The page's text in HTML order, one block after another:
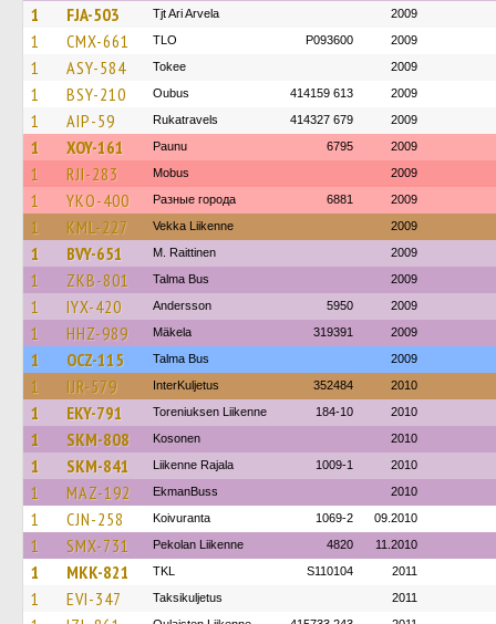
1 FJA-503 Tjt Ari Arvela 2009
1 CMX-661 TLO P093600 2009
1 ASY-584 Tokee 2009
1 BSY-210 Oubus 414159 613 2009
1 AIP-59 Rukatravels 414327 679 2009
1 XOY-161 Paunu 6795 2009
1 RJI-283 Mobus 2009
1 YKO-400 Разные города 6881 2009
1 KML-227 Vekka Liikenne 2009
1 BVY-651 M. Raittinen 2009
1 ZKB-801 Talma Bus 2009
1 IYX-420 Andersson 5950 2009
1 HHZ-989 Mäkela 319391 2009
1 OCZ-115 Talma Bus 2009
1 IJR-579 InterKuljetus 352484 2010
1 EKY-791 Toreniuksen Liikenne 184-10 2010
1 SKM-808 Kosonen 2010
1 SKM-841 Liikenne Rajala 1009-1 2010
1 MAZ-192 EkmanBuss 2010
1 CJN-258 Koivuranta 1069-2 09.2010
1 SMX-731 Pekolan Liikenne 4820 11.2010
1 MKK-821 TKL S110104 2011
1 EVI-347 Taksikuljetus 2011